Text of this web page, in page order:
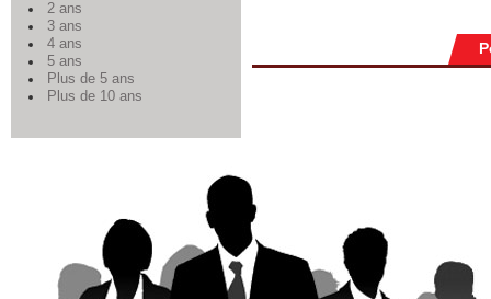
2 ans
3 ans
4 ans
5 ans
Plus de 5 ans
Plus de 10 ans